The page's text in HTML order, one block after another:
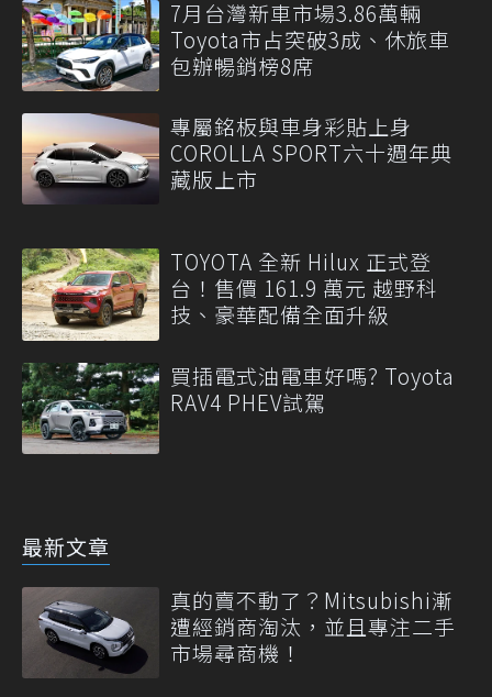
7月台灣新車市場3.86萬輛
Toyota市占突破3成、休旅車
包辦暢銷榜8席
專屬銘板與車身彩貼上身
COROLLA SPORT六十週年典
藏版上市
TOYOTA 全新 Hilux 正式登
台！售價 161.9 萬元 越野科
技、豪華配備全面升級
買插電式油電車好嗎? Toyota
RAV4 PHEV試駕
最新文章
真的賣不動了？Mitsubishi漸
遭經銷商淘汰，並且專注二手
市場尋商機！